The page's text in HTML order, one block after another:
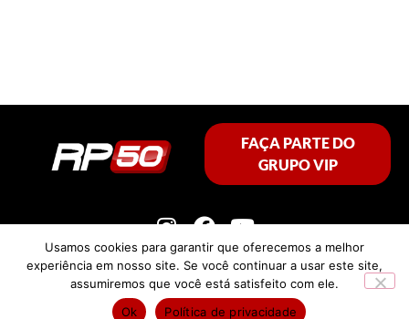
FAÇA PARTE DO
GRUPO VIP
Política de privacidade
Usamos cookies para garantir que oferecemos a melhor
experiência em nosso site. Se você continuar a usar este site,
assumiremos que você está satisfeito com ele.
Ok
Política de privacidade